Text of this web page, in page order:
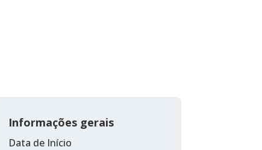
Informações gerais
Data de Início